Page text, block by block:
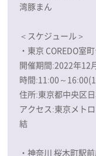
湾豚まん
＜スケジュール＞
・東京 COREDO室
開催期間:2022年12
時間:11:00～
住所:東京都中央区
アクセス:東京メト
結
・神奈川 桜木町駅